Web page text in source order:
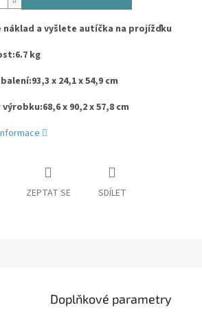
náklad a vyšlete autíčka na projížďku
:6.7 kg
:93,3 x 24,1 x 54,9 cm
výrobku:68,6 x 90,2 x 57,8 cm
ZEPTAT SE SDÍLET
Doplňkové parametry